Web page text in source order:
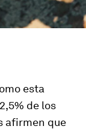
esta
de los
afirmen que